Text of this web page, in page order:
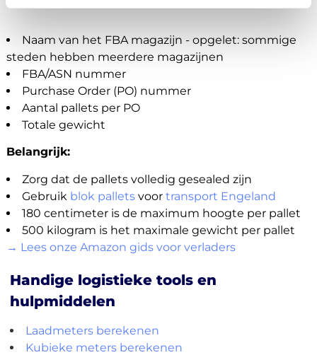
Naam van het FBA magazijn - opgelet: sommige
steden hebben meerdere magazijnen
FBA/ASN nummer
Purchase Order (PO) nummer
Aantal pallets per PO
Totale gewicht
Belangrijk:
Zorg dat de pallets volledig gesealed zijn
Gebruik blok palletsvoor transport Engeland
180 centimeter is de maximum hoogte per pallet
500 kilogram is het maximale gewicht per pallet
→ Lees onze Amazon gids voor verladers
Handige logistieke tools en
hulpmiddelen
Laadmeters berekenen
Kubieke meters berekenen